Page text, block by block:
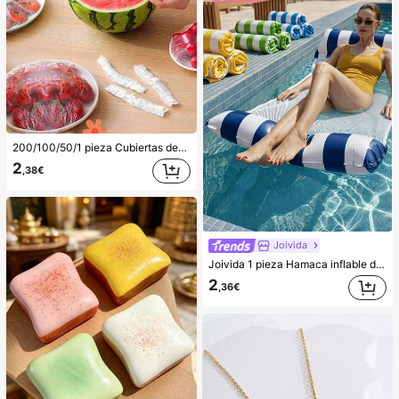
200/100/50/1 pieza Cubiertas desechables de película adherente para alimentos, cubiertas para cabezal de ducha, bolsas desechables multiusos, cubiertas desechables para zapatos, película adherente de cocina reforzada, cubiertas de preservación de alimentos para refrigerador doméstico, cubiertas elásticas, uso diario
2,38€
Joivida
Joivida 1 pieza Hamaca inflable de piscina con malla - Tumbona de adulto a rayas, apta para vacaciones, fiestas y relajación, disponible en rosa, amarillo, blanco, verde, azul y otros colores, hamaca de exterior, esencial para la playa y la piscina, excelente para fotografía
2,36€